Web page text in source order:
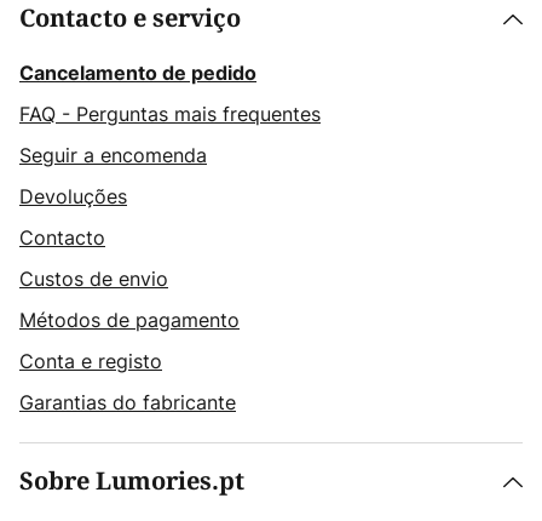
Contacto e serviço
Cancelamento de pedido
FAQ - Perguntas mais frequentes
Seguir a encomenda
Devoluções
Contacto
Custos de envio
Métodos de pagamento
Conta e registo
Garantias do fabricante
Sobre Lumories.pt